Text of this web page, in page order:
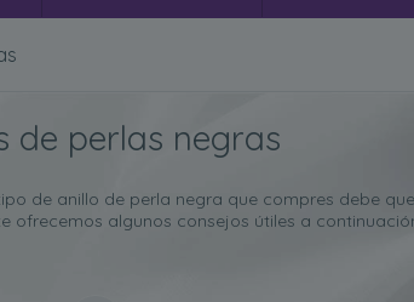
de perlas negras
de anillo de perla negra que compres debe
ofrecemos algunos consejos útiles a